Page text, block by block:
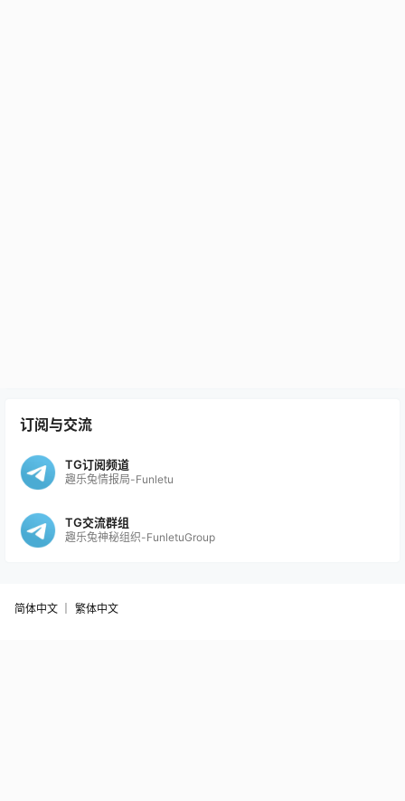
订阅与交流
TG订阅频道
趣乐兔情报局-Funletu
TG交流群组
趣乐兔神秘组织-FunletuGroup
简体中文 ｜ 繁体中文